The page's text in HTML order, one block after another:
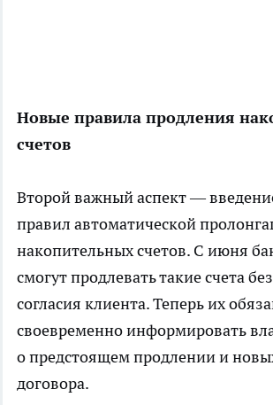
Новые правила продления
счетов
Второй важный аспект —
правил автоматической
накопительных счетов. С июня
смогут продлевать такие счета
согласия клиента. Теперь их
своевременно информировать
о предстоящем продлении и
договора.